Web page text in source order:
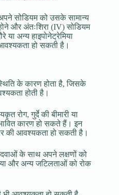
सोडियम को उसके सामान्य
और अंतःशिरा (IV) सोडियम
या अन्य हाइपोनेट्रेमिया
हो सकती है।
के कारण होता है, जिसके
होती है।
रोग, गुर्दे की बीमारी या
कारण हो सकते हैं। इन
की आवश्यकता हो सकती है।
दवाओं के साथ अपने लक्षणों को
और अन्य जटिलताओं को रोक